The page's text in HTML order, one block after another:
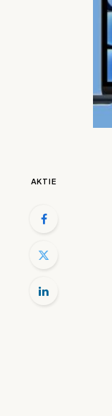
AKTIE